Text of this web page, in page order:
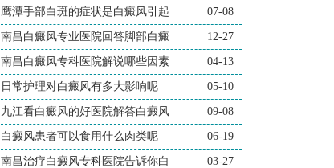
鹰潭手部白斑的症状是白癜风引起 07-08
南昌白癜风专业医院回答脚部白癜 12-27
南昌白癜风专科医院解说哪些因素 04-13
日常护理对白癜风有多大影响呢 05-10
九江看白癜风的好医院解答白癜风 09-08
白癜风患者可以食用什么肉类呢 06-19
南昌治疗白癜风专科医院告诉你白 03-27